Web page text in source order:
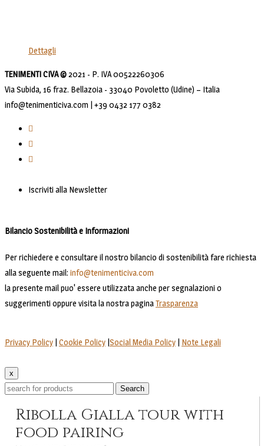
Dettagli
TENIMENTI CIVA ©2021 - P. IVA 00522260306
Via Subida, 16 fraz. Bellazoia - 33040 Povoletto (Udine) – Italia
info@tenimenticiva.com | +39 0432 177 0382
Iscriviti alla Newsletter
Bilancio Sostenibilità e Informazioni
Per richiedere e consultare il nostro bilancio di sostenibilità fare richiesta
alla seguente mail: info@tenimenticiva.com
la presente mail puo' essere utilizzata anche per segnalazioni o
suggerimenti oppure visita la nostra paginaTrasparenza
Privacy Policy | Cookie Policy |Social Media Policy | Note Legali
x
Search
Ribolla Gialla tour with
food pairing